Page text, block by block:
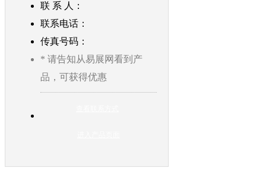
联 系 人：
联系电话：
传真号码：
* 请告知从易展网看到产
品，可获得优惠